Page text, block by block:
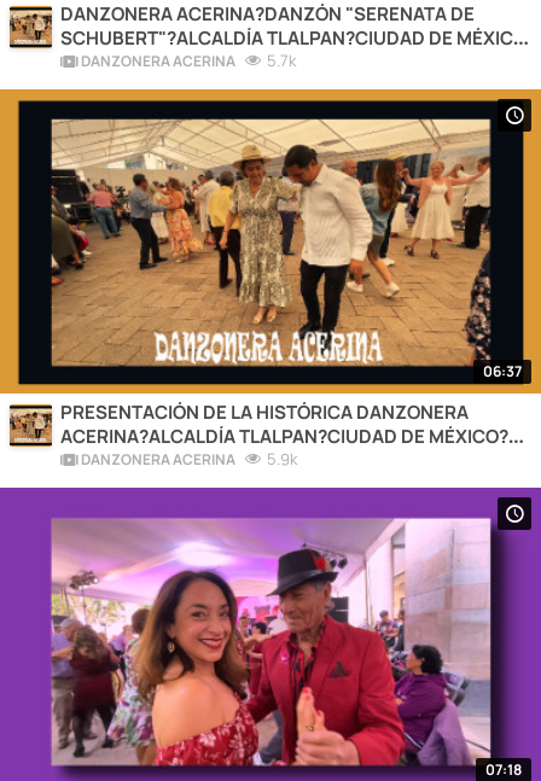
DANZONERA ACERINA?DANZÓN "SERENATA DE
SCHUBERT"?ALCALDÍA TLALPAN?CIUDAD DE MÉXICO
❤️2026
DANZONERA ACERINA 5.7k
06:37
PRESENTACIÓN DE LA HISTÓRICA DANZONERA
ACERINA?ALCALDÍA TLALPAN?CIUDAD DE MÉXICO?
2026DANZONERA ACERINA 5.9k
07:18